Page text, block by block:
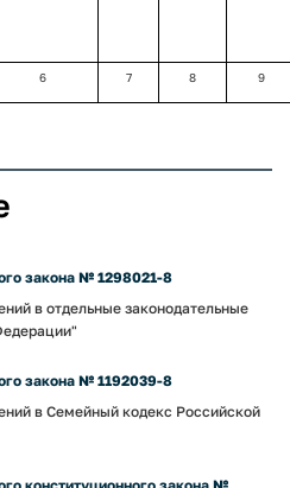
6 7 8 9
закона № 1298021-8
в отдельные законодательные
закона № 1192039-8
в Семейный кодекс Российской
конституционного закона №